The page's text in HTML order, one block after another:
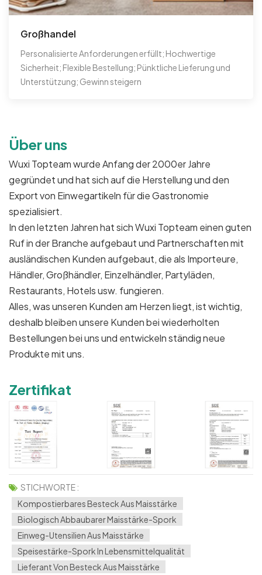
Großhandel
Personalisierte Anforderungen erfüllt; Hochwertige
Sicherheit; Flexible Bestellung; Pünktliche Lieferung und
Unterstützung; Gewinn steigern
Über uns
Wuxi Topteam wurde Anfang der 2000er Jahre
gegründet und hat sich auf die Herstellung und den
Export von Einwegartikeln für die Gastronomie
spezialisiert.
In den letzten Jahren hat sich Wuxi Topteam einen guten
Ruf in der Branche aufgebaut und Partnerschaften mit
ausländischen Kunden aufgebaut, die als Importeure,
Händler, Großhändler, Einzelhändler, Partyläden,
Restaurants, Hotels usw. fungieren.
Alles, was unseren Kunden am Herzen liegt, ist wichtig,
deshalb bleiben unsere Kunden bei wiederholten
Bestellungen bei uns und entwickeln ständig neue
Produkte mit uns.
Zertifikat
STICHWORTE :
Kompostierbares Besteck Aus Maisstärke
Biologisch Abbaubarer Maisstärke-Spork
Einweg-Utensilien Aus Maisstärke
Speisestärke-Spork In Lebensmittelqualität
Lieferant Von Besteck Aus Maisstärke